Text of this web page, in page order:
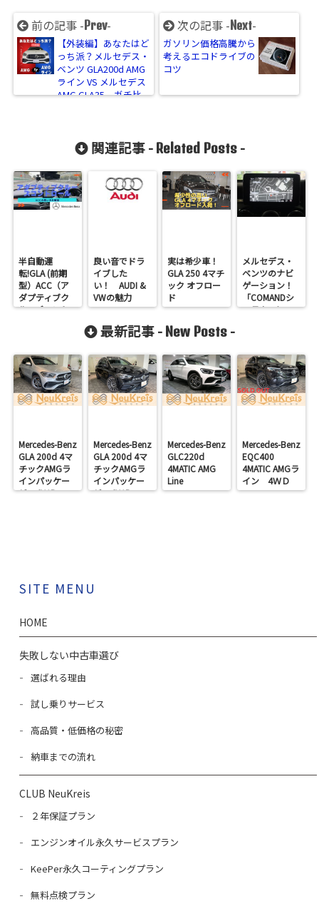
前の記事 - Prev-
【外装編】あなたはど
っち派？メルセデス・
ベンツ GLA200d AMG
ライン VS メルセデス
AMG GLA35 ガチ比
次の記事 - Next-
ガソリン価格高騰から
考えるエコドライブの
コツ
関連記事 - Related Posts-
半自動運
転!GLA (前期
型）ACC（ア
ダプティブク
ルーズコント
良い音でドラ
イブした
い！ AUDI &
VWの魅力
実は希少車！
GLA 250 4マチ
ック オフロー
ド
メルセデス・
ベンツのナビ
ゲーション！
「COMANDシ
ステム」につ
最新記事 - New Posts -
Mercedes-Benz
GLA 200d 4マ
チックAMGラ
インパッケー
ジ 4ＷＤ
Mercedes-Benz
GLA 200d 4マ
チックAMGラ
インパッケー
ジ 4ＷＤ
Mercedes-Benz
GLC220d
4MATIC AMG
Line
Mercedes-Benz
EQC400
4MATIC AMGラ
イン 4ＷＤ
SITE MENU
HOME
失敗しない中古車選び
選ばれる理由
試し乗りサービス
高品質・低価格の秘密
納車までの流れ
CLUB NeuKreis
２年保証プラン
エンジンオイル永久サービスプラン
KeePer永久コーティングプラン
無料点検プラン